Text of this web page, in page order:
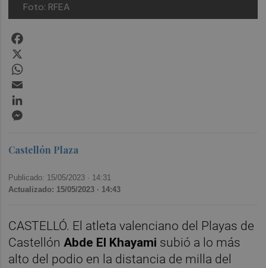
Foto: RFEA
Castellón Plaza
Publicado: 15/05/2023 · 14:31
Actualizado: 15/05/2023 · 14:43
CASTELLÓ. El atleta valenciano del Playas de
CastellónAbde El Khayami subió a lo más
alto del podio en la distancia de milla del